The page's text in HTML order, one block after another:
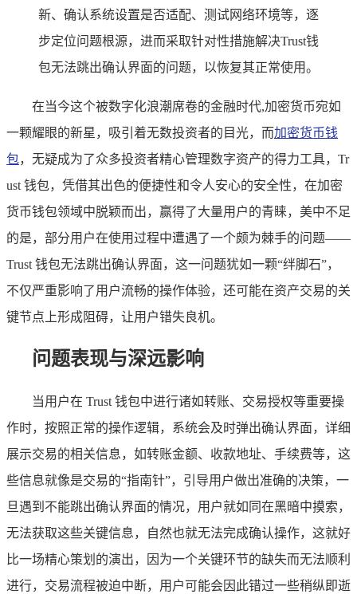
新、确认系统设置是否适配、测试网络环境等，逐
步定位问题根源，进而采取针对性措施解决Trust钱
包无法跳出确认界面的问题，以恢复其正常使用。
在当今这个被数字化浪潮席卷的金融时代,加密货币宛如
一颗耀眼的新星，吸引着无数投资者的目光，而加密货币钱
包，无疑成为了众多投资者精心管理数字资产的得力工具，Tr
ust 钱包，凭借其出色的便捷性和令人安心的安全性，在加密
货币钱包领域中脱颖而出，赢得了大量用户的青睐，美中不足
的是，部分用户在使用过程中遭遇了一个颇为棘手的问题——
Trust 钱包无法跳出确认界面，这一问题犹如一颗“绊脚石”，
不仅严重影响了用户流畅的操作体验，还可能在资产交易的关
键节点上形成阻碍，让用户错失良机。
问题表现与深远影响
当用户在 Trust 钱包中进行诸如转账、交易授权等重要操
作时，按照正常的操作逻辑，系统会及时弹出确认界面，详细
展示交易的相关信息，如转账金额、收款地址、手续费等，这
些信息就像是交易的“指南针”，引导用户做出准确的决策，一
旦遇到不能跳出确认界面的情况，用户就如同在黑暗中摸索，
无法获取这些关键信息，自然也就无法完成确认操作，这就好
比一场精心策划的演出，因为一个关键环节的缺失而无法顺利
进行，交易流程被迫中断，用户可能会因此错过一些稍纵即逝